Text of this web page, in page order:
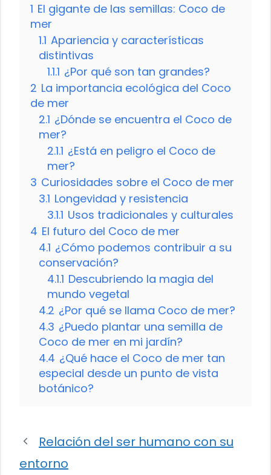
1 El gigante de las semillas: Coco de
mer
1.1 Apariencia y características
distintivas
1.1.1 ¿Por qué son tan grandes?
2 La importancia ecológica del Coco
de mer
2.1 ¿Dónde se encuentra el Coco de
mer?
2.1.1 ¿Está en peligro el Coco de
mer?
3 Curiosidades sobre el Coco de mer
3.1 Longevidad y resistencia
3.1.1 Usos tradicionales y culturales
4 El futuro del Coco de mer
4.1 ¿Cómo podemos contribuir a su
conservación?
4.1.1 Descubriendo la magia del
mundo vegetal
4.2 ¿Por qué se llama Coco de mer?
4.3 ¿Puedo plantar una semilla de
Coco de mer en mi jardín?
4.4 ¿Qué hace el Coco de mer tan
especial desde un punto de vista
botánico?
Relación del ser humano con su
entorno